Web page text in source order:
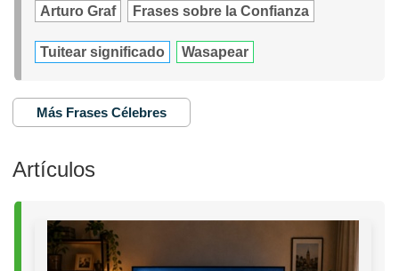
Arturo Graf Frases sobre la Confianza
Tuitear significado Wasapear
Más Frases Célebres
Artículos